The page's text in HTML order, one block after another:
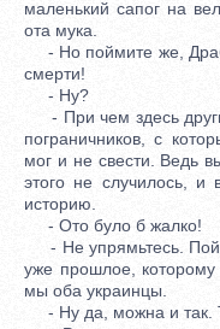
маленький сапог на
ота мука.
- Но поймите же,
смерти!
- Ну?
- При чем здесь
пограничников, с
мог и не свести. Ведь
этого не случилось, и
историю.
- Ото було б жалко!
- Не упрямьтесь.
уже прошлое, которому
мы оба украинцы.
- Ну да, можна и так.